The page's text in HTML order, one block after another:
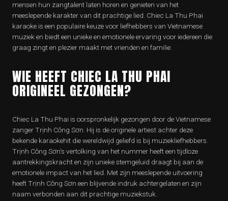
mensen hun zangtalent laten horen en genieten van het
meeslepende karakter van dit prachtige lied. Chiec La Thu Phai
karaoke is een populaire keuze voor liefhebbers van Vietnamese
muziek en biedt een unieke en emotionele ervaring voor iedereen die
graag zingt en plezier maakt met vrienden en familie.
WIE HEEFT CHIEC LA THU PHAI
ORIGINEEL GEZONGEN?
Chiec La Thu Phai is oorspronkelijk gezongen door de Vietnamese
zanger Trịnh Công Sơn. Hij is de originele artiest achter deze
bekende karaokehit die wereldwijd geliefd is bij muziekliefhebbers.
Trịnh Công Sơn’s vertolking van het nummer heeft een tijdloze
aantrekkingskracht en zijn unieke stemgeluid draagt bij aan de
emotionele impact van het lied. Met zijn meeslepende uitvoering
heeft Trịnh Công Sơn een blijvende indruk achtergelaten en zijn
naam verbonden aan dit prachtige muziekstuk.